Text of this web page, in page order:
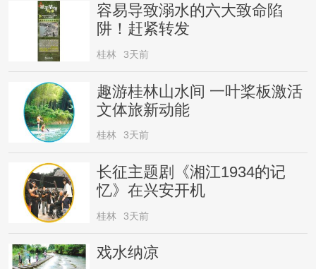
容易导致溺水的六大致命陷
阱！赶紧转发
桂林 3天前
趣游桂林山水间 一叶桨板激活
文体旅新动能
桂林 3天前
长征主题剧《湘江1934的记
忆》在兴安开机
桂林 3天前
戏水纳凉